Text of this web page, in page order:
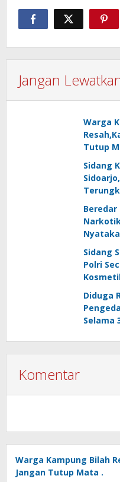
Jangan
Warga
Tutup
Sidang
Sidang
Polri
Diduga
Selama
Komentar
Warga Kampung Bilah
Jangan Tutup Mata .